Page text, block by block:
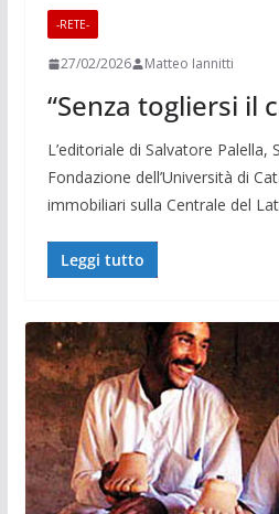
-RETE-
27/02/2026 Matteo Iannitti
“Senza togliersi il
L’editoriale di Salvatore Palella,
Fondazione dell’Università di
immobiliari sulla Centrale del
Leggi tutto